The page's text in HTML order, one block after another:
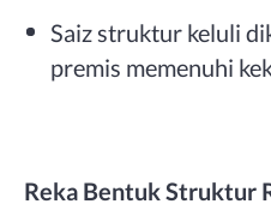
Saiz struktur keluli
premis memenuhi
Reka Bentuk Struktur